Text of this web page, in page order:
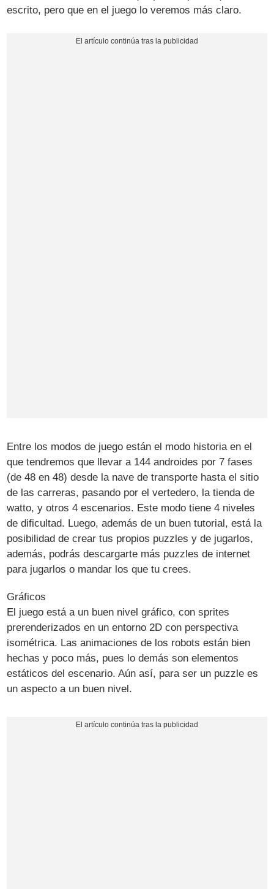
escrito, pero que en el juego lo veremos más claro.
Entre los modos de juego están el modo historia en el
que tendremos que llevar a 144 androides por 7 fases
(de 48 en 48) desde la nave de transporte hasta el sitio
de las carreras, pasando por el vertedero, la tienda de
watto, y otros 4 escenarios. Este modo tiene 4 niveles
de dificultad. Luego, además de un buen tutorial, está la
posibilidad de crear tus propios puzzles y de jugarlos,
además, podrás descargarte más puzzles de internet
para jugarlos o mandar los que tu crees.
Gráficos
El juego está a un buen nivel gráfico, con sprites
prerenderizados en un entorno 2D con perspectiva
isométrica. Las animaciones de los robots están bien
hechas y poco más, pues lo demás son elementos
estáticos del escenario. Aún así, para ser un puzzle es
un aspecto a un buen nivel.